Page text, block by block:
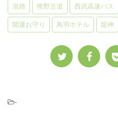
混雑 熊野古道 西武高速バス
開運お守り 鳥羽ホテル 龍神
-